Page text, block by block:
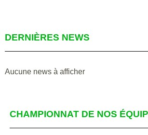
DERNIÈRES NEWS
Aucune news à afficher
CHAMPIONNAT DE NOS